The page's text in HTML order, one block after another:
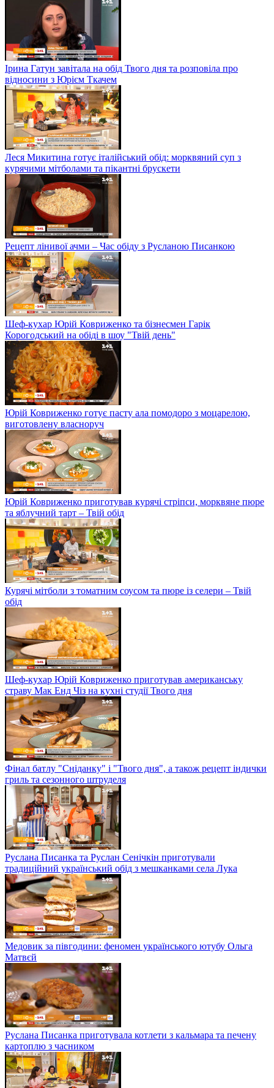
Ірина Гатун завітала на обід Твого дня та розповіла про
відносини з Юрієм Ткачем
Леся Микитина готує італійський обід: морквяний суп з
курячими мітболами та пікантні брускети
Рецепт лінивої ачми – Час обіду з Русланою Писанкою
Шеф-кухар Юрій Ковриженко та бізнесмен Гарік
Корогодський на обіді в шоу "Твій день"
Юрій Ковриженко готує пасту ала помодоро з моцарелою,
виготовлену власноруч
Юрій Ковриженко приготував курячі стріпси, морквяне пюре
та яблучний тарт – Твій обід
Курячі мітболи з томатним соусом та пюре із селери – Твій
обід
Шеф-кухар Юрій Ковриженко приготував американську
страву Мак Енд Чіз на кухні студії Твого дня
Фінал батлу "Сніданку" і "Твого дня", а також рецепт індички
гриль та сезонного штруделя
Руслана Писанка та Руслан Сенічкін приготували
традиційний український обід з мешканками села Лука
Медовик за півгодини: феномен українського ютубу Ольга
Матвєй
Руслана Писанка приготувала котлети з кальмара та печену
картоплю з часником